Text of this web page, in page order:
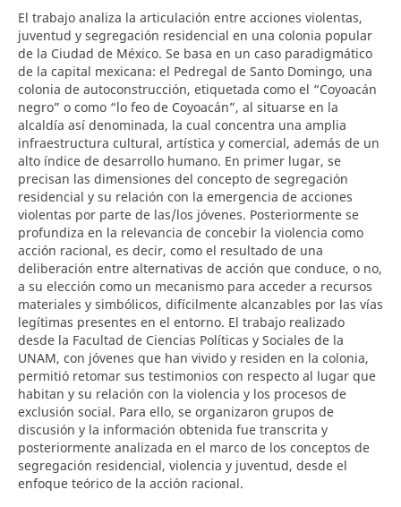
El trabajo analiza la articulación entre acciones violentas,
juventud y segregación residencial en una colonia popular
de la Ciudad de México. Se basa en un caso paradigmático
de la capital mexicana: el Pedregal de Santo Domingo, una
colonia de autoconstrucción, etiquetada como el “Coyoacán
negro” o como “lo feo de Coyoacán”, al situarse en la
alcaldía así denominada, la cual concentra una amplia
infraestructura cultural, artística y comercial, además de un
alto índice de desarrollo humano. En primer lugar, se
precisan las dimensiones del concepto de segregación
residencial y su relación con la emergencia de acciones
violentas por parte de las/los jóvenes. Posteriormente se
profundiza en la relevancia de concebir la violencia como
acción racional, es decir, como el resultado de una
deliberación entre alternativas de acción que conduce, o no,
a su elección como un mecanismo para acceder a recursos
materiales y simbólicos, difícilmente alcanzables por las vías
legítimas presentes en el entorno. El trabajo realizado
desde la Facultad de Ciencias Políticas y Sociales de la
UNAM, con jóvenes que han vivido y residen en la colonia,
permitió retomar sus testimonios con respecto al lugar que
habitan y su relación con la violencia y los procesos de
exclusión social. Para ello, se organizaron grupos de
discusión y la información obtenida fue transcrita y
posteriormente analizada en el marco de los conceptos de
segregación residencial, violencia y juventud, desde el
enfoque teórico de la acción racional.